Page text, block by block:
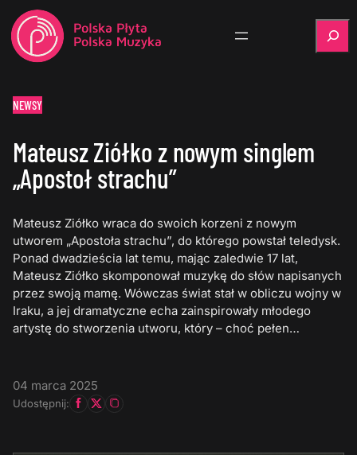
NEWSY
Mateusz Ziółko z nowym singlem
„Apostoł strachu”
Mateusz Ziółko wraca do swoich korzeni z nowym
utworem „Apostoła strachu”, do którego powstał teledysk.
Ponad dwadzieścia lat temu, mając zaledwie 17 lat,
Mateusz Ziółko skomponował muzykę do słów napisanych
przez swoją mamę. Wówczas świat stał w obliczu wojny w
Iraku, a jej dramatyczne echa zainspirowały młodego
artystę do stworzenia utworu, który – choć pełen…
04 marca 2025
Udostępnij: